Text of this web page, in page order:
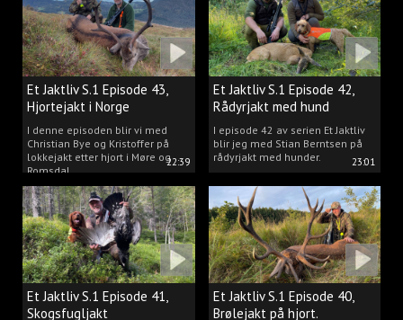
22:39
Et Jaktliv S.1 Episode 43,
Hjortejakt i Norge
I denne episoden blir vi med
Christian Bye og Kristoffer på
lokkejakt etter hjort i Møre og
Romsdal.
23:01
Et Jaktliv S.1 Episode 42,
Rådyrjakt med hund
I episode 42 av serien Et Jaktliv
blir jeg med Stian Berntsen på
rådyrjakt med hunder.
Et Jaktliv S.1 Episode 41,
Skogsfugljakt
Et Jaktliv S.1 Episode 40,
Brølejakt på hjort.